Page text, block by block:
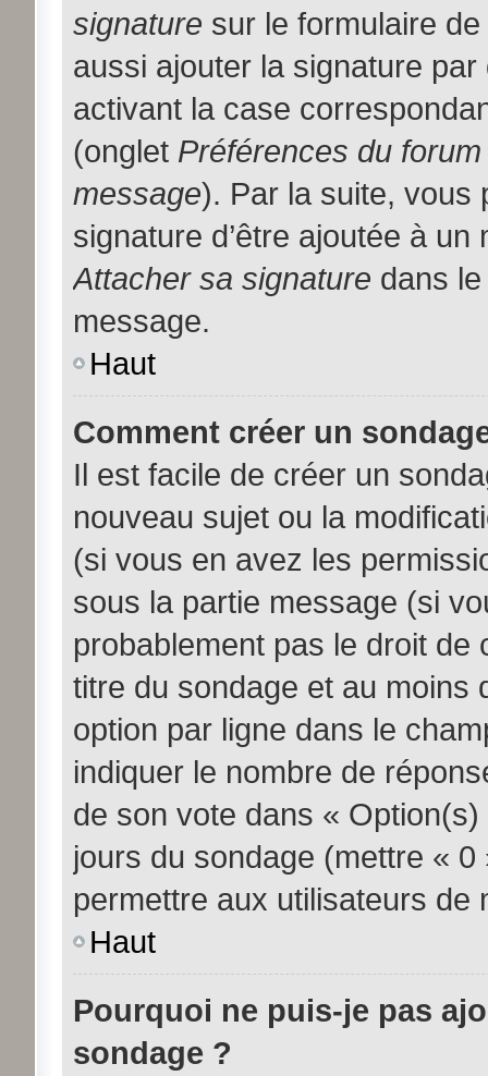
signature sur le formulaire
aussi ajouter la signature
activant la case
(onglet Préférences du
message). Par la suite, vous
signature d’être ajoutée à
Attacher sa signature dans
message.
Haut
Comment créer un
Il est facile de créer un
nouveau sujet ou la
(si vous en avez les
sous la partie message (si
probablement pas le droit
titre du sondage et au moins
option par ligne dans le
indiquer le nombre de
de son vote dans «
jours du sondage (mettre «
permettre aux utilisateurs de
Haut
Pourquoi ne puis-je pas
sondage ?